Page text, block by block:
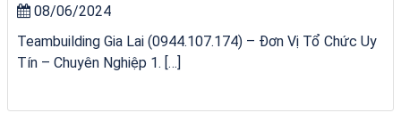
08/06/2024
Teambuilding Gia Lai (0944.107.174) – Đơn Vị Tổ Chức Uy
Tín – Chuyên Nghiệp 1. […]